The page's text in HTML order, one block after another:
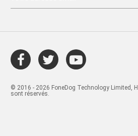
© 2016 - 2026 FoneDog Technology Limited,
sont réservés.